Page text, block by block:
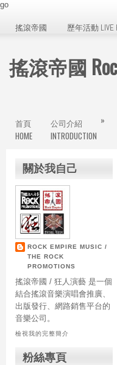
go
搖滾帝國 歷年活動 LIVE
搖滾帝國
首頁
HOME
公司介紹
INTRODUCTION
»
關於我自己
ROCK EMPIRE MUSIC /
THE ROCK
PROMOTIONS
搖滾帝國 / 狂人演藝 是一個
結合搖滾音樂演唱會推廣、
出版發行、網路銷售平台的
音樂公司。
檢視我的完整簡介
粉絲專頁